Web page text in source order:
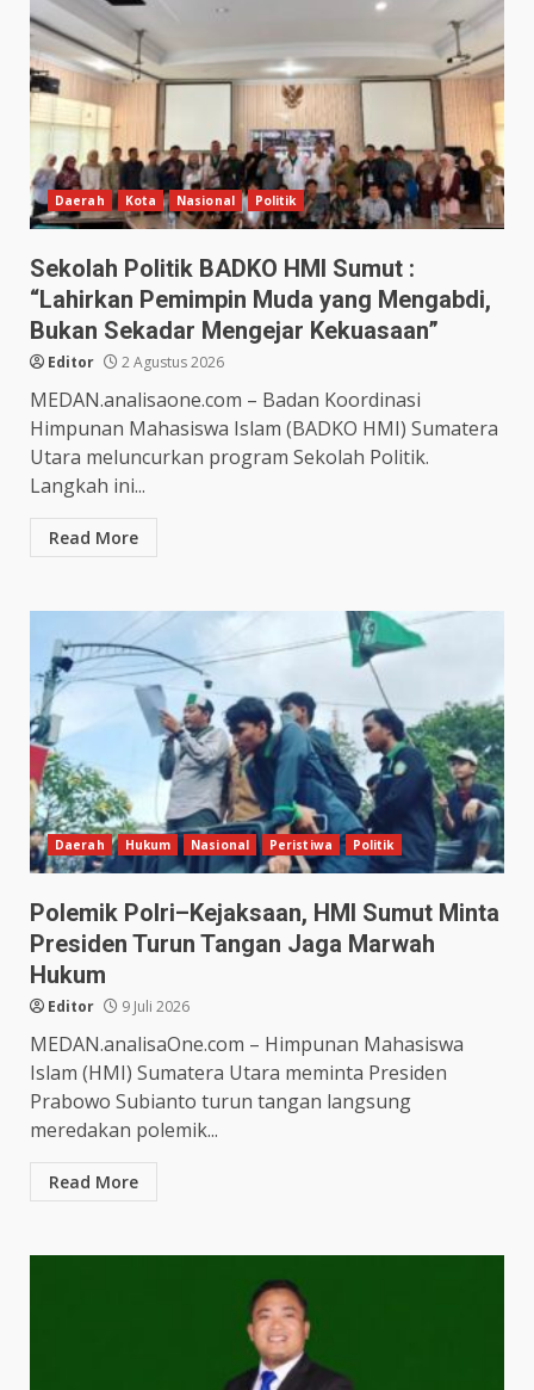
Daerah Kota Nasional Politik
Sekolah Politik BADKO HMI Sumut :
“Lahirkan Pemimpin Muda yang Mengabdi,
Bukan Sekadar Mengejar Kekuasaan”
Editor 2 Agustus 2026
MEDAN.analisaone.com – Badan Koordinasi
Himpunan Mahasiswa Islam (BADKO HMI) Sumatera
Utara meluncurkan program Sekolah Politik.
Langkah ini...
Read More
Daerah Hukum Nasional Peristiwa Politik
Polemik Polri–Kejaksaan, HMI Sumut Minta
Presiden Turun Tangan Jaga Marwah
Hukum
Editor 9 Juli 2026
MEDAN.analisaOne.com – Himpunan Mahasiswa
Islam (HMI) Sumatera Utara meminta Presiden
Prabowo Subianto turun tangan langsung
meredakan polemik...
Read More